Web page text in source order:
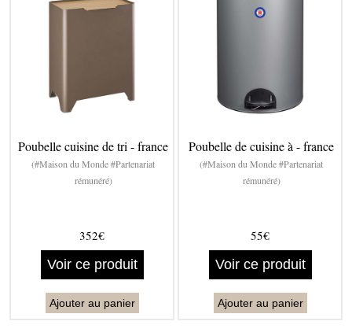
Poubelle cuisine de tri - france
(#Maison du Monde #Partenariat
rémunéré)
352€
Voir ce produit
Ajouter au panier
Poubelle de cuisine à - france
(#Maison du Monde #Partenariat
rémunéré)
55€
Voir ce produit
Ajouter au panier